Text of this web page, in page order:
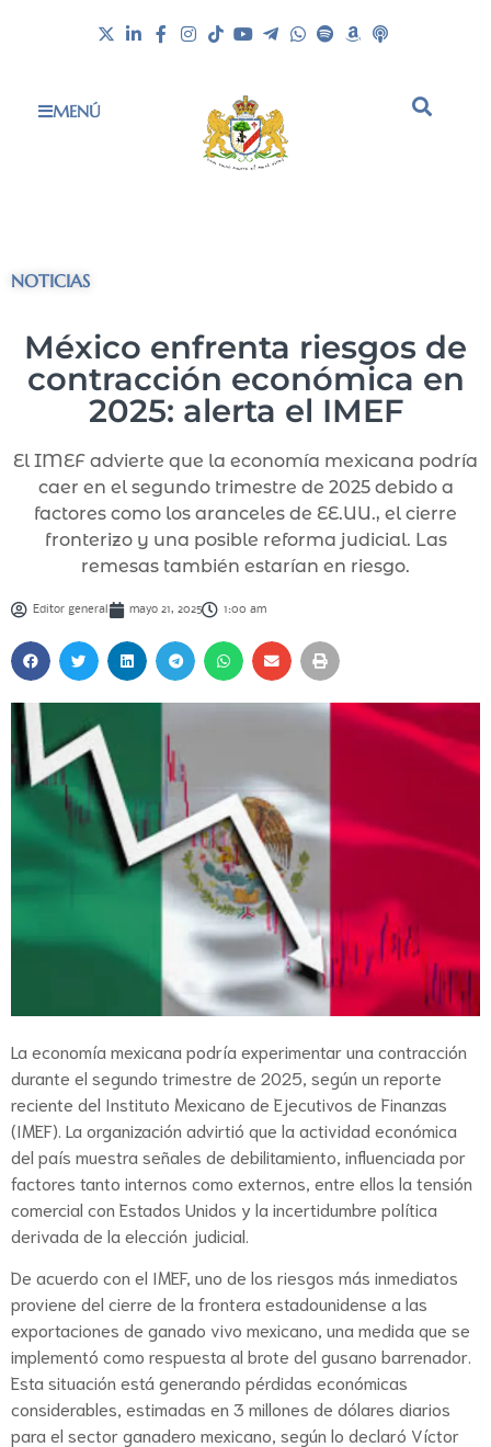
MENÚ
NOTICIAS
México enfrenta riesgos de
contracción económica en
2025: alerta el IMEF
El IMEF advierte que la economía mexicana podría
caer en el segundo trimestre de 2025 debido a
factores como los aranceles de EE.UU., el cierre
fronterizo y una posible reforma judicial. Las
remesas también estarían en riesgo.
Editor general mayo 21, 2025 1:00 am
La economía mexicana podría experimentar una contracción
durante el segundo trimestre de 2025, según un reporte
reciente del Instituto Mexicano de Ejecutivos de Finanzas
(IMEF). La organización advirtió que la actividad económica
del país muestra señales de debilitamiento, influenciada por
factores tanto internos como externos, entre ellos la tensión
comercial con Estados Unidos y la incertidumbre política
derivada de la elección judicial.
De acuerdo con el IMEF, uno de los riesgos más inmediatos
proviene del cierre de la frontera estadounidense a las
exportaciones de ganado vivo mexicano, una medida que se
implementó como respuesta al brote del gusano barrenador.
Esta situación está generando pérdidas económicas
considerables, estimadas en 3 millones de dólares diarios
para el sector ganadero mexicano, según lo declaró Víctor